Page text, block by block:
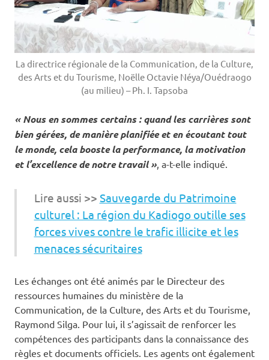
La directrice régionale de la Communication, de la Culture,
des Arts et du Tourisme, Noëlle Octavie Néya/Ouédraogo
(au milieu) – Ph. I. Tapsoba
« Nous en sommes certains : quand les carrières sont
bien gérées, de manière planifiée et en écoutant tout
le monde, cela booste la performance, la motivation
et l’excellence de notre travail », a-t-elle indiqué.
Lire aussi >> Sauvegarde du Patrimoine
culturel : La région du Kadiogo outille ses
forces vives contre le trafic illicite et les
menaces sécuritaires
Les échanges ont été animés par le Directeur des
ressources humaines du ministère de la
Communication, de la Culture, des Arts et du Tourisme,
Raymond Silga. Pour lui, il s’agissait de renforcer les
compétences des participants dans la connaissance des
règles et documents officiels. Les agents ont également